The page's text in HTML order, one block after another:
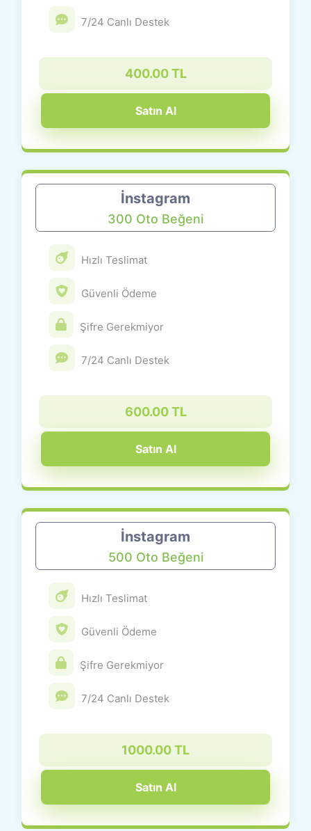
7/24 Canlı Destek
400.00 TL
Satın Al
İnstagram
300 Oto Beğeni
Hızlı Teslimat
Güvenli Ödeme
Şifre Gerekmiyor
7/24 Canlı Destek
600.00 TL
Satın Al
İnstagram
500 Oto Beğeni
Hızlı Teslimat
Güvenli Ödeme
Şifre Gerekmiyor
7/24 Canlı Destek
1000.00 TL
Satın Al